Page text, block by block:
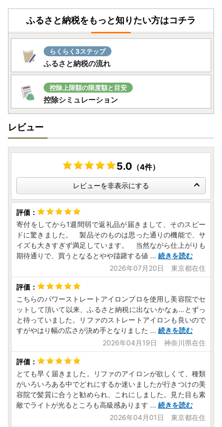
ふるさと納税をもっと知りたい方はコチラ
らくらく3ステップ
ふるさと納税の流れ
控除上限額の限度額と目安
控除シミュレーション
レビュー
5.0 （4件）
レビューを非表示にする
寄付をしてから1週間弱で返礼品が届きまして、そのスピー
ドに驚きました。 製品そのものは思った通りの機能で、サ
イズも大きすぎず満足しています。 当然ながら仕上がりも
期待通りで、買うとなるとやや躊躇する値 ... 続きを読む
2026年07月20日 東京都在住
こちらのパワーストレートアイロンプロを使用し美容院でセ
ットして頂いて以来、ふるさと納税に出ないかなぁ…とずっ
と待っていました。リファのストレートアイロンも良いので
すがやはり幅の広さが決め手となりました ... 続きを読む
2026年04月19日 神奈川県在住
とても早く届きました。リファのアイロンが欲しくて、種類
がいろいろある中でどれにするか迷いましたが行きつけの美
容院で髪質に合うと勧められ、これにしました。見た目も素
敵でライトが光るところも高級感あります ... 続きを読む
2026年04月01日 東京都在住